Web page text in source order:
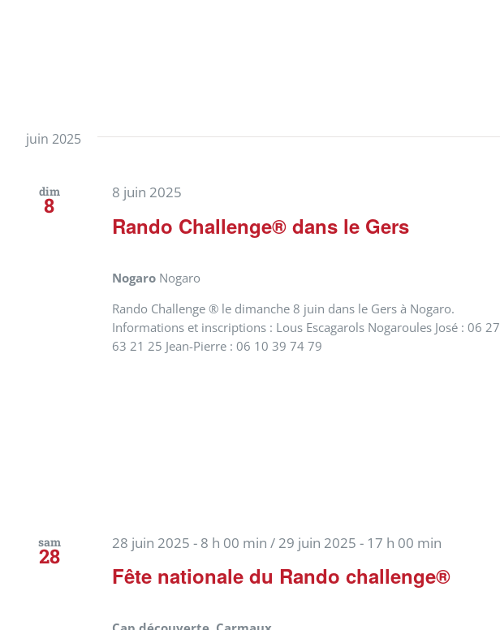
juin 2025
dim
8
Rando Challenge® dans le Gers
8 juin 2025
Nogaro Nogaro
Rando Challenge ® le dimanche 8 juin dans le Gers à Nogaro.
Informations et inscriptions : Lous Escagarols Nogaroules José : 06 27
63 21 25 Jean-Pierre : 06 10 39 74 79
sam
28
Fête nationale du Rando challenge®
28 juin 2025 - 8 h 00 min / 29 juin 2025 - 17 h 00 min